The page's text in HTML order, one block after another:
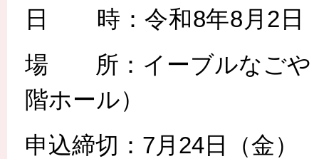
日 時：令和8年8月2日
場 所：イーブルなごや
階ホール）
申込締切：7月24日（金